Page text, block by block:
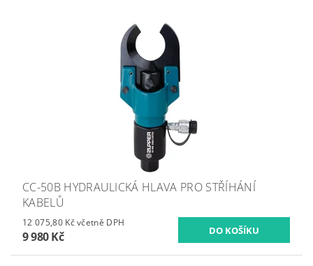
CC-50B HYDRAULICKÁ HLAVA PRO STŘÍHÁNÍ
KABELŮ
12 075,80 Kč včetně DPH
9 980 Kč